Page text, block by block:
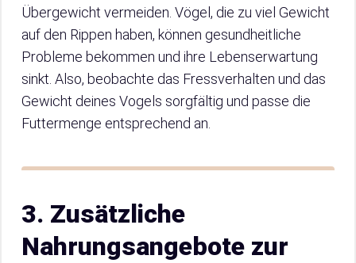
Übergewicht vermeiden. Vögel, die zu viel Gewicht
auf den Rippen haben, können gesundheitliche
Probleme bekommen und ihre Lebenserwartung
sinkt. Also, beobachte das Fressverhalten und das
Gewicht deines Vogels sorgfältig und passe die
Futtermenge entsprechend an.
3. Zusätzliche
Nahrungsangebote zur